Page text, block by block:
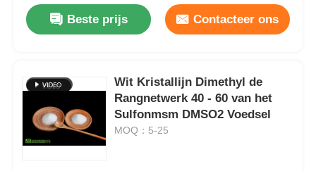
Beste prijs Contacteer ons
Wit Kristallijn Dimethyl de
Rangnetwerk 40 - 60 van het
Sulfonmsm DMSO2 Voedsel
MOQ：5-25